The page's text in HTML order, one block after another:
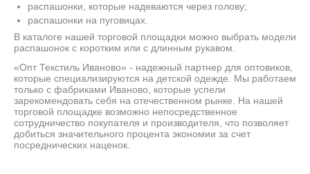
распашонки, которые надеваются через голову;
распашонки на пуговицах.
В каталоге нашей торговой площадки можно выбрать модели
распашонок с коротким или с длинным рукавом.
«Опт Текстиль Иваново» - надежный партнер для оптовиков,
которые специализируются на детской одежде. Мы работаем
только с фабриками Иваново, которые успели
зарекомендовать себя на отечественном рынке. На нашей
торговой площадке возможно непосредственное
сотрудничество покупателя и производителя, что позволяет
добиться значительного процента экономии за счет
посреднических наценок.